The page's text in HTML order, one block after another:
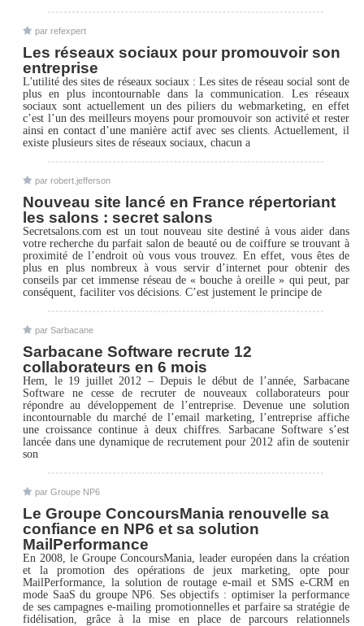
par refexpert
Les réseaux sociaux pour promouvoir son
entreprise
L'utilité des sites de réseaux sociaux : Les sites de réseau social sont de
plus en plus incontournable dans la communication. Les réseaux
sociaux sont actuellement un des piliers du webmarketing, en effet
c’est l’un des meilleurs moyens pour promouvoir son activité et rester
ainsi en contact d’une manière actif avec ses clients. Actuellement, il
existe plusieurs sites de réseaux sociaux, chacun a
par robert.jefferson
Nouveau site lancé en France répertoriant
les salons : secret salons
Secretsalons.com est un tout nouveau site destiné à vous aider dans
votre recherche du parfait salon de beauté ou de coiffure se trouvant à
proximité de l’endroit où vous vous trouvez. En effet, vous êtes de
plus en plus nombreux à vous servir d’internet pour obtenir des
conseils par cet immense réseau de « bouche à oreille » qui peut, par
conséquent, faciliter vos décisions. C’est justement le principe de
par Sarbacane
Sarbacane Software recrute 12
collaborateurs en 6 mois
Hem, le 19 juillet 2012 – Depuis le début de l’année, Sarbacane
Software ne cesse de recruter de nouveaux collaborateurs pour
répondre au développement de l’entreprise. Devenue une solution
incontournable du marché de l’email marketing, l’entreprise affiche
une croissance continue à deux chiffres. Sarbacane Software s’est
lancée dans une dynamique de recrutement pour 2012 afin de soutenir
son
par Groupe NP6
Le Groupe ConcoursMania renouvelle sa
confiance en NP6 et sa solution
MailPerformance
En 2008, le Groupe ConcoursMania, leader européen dans la création
et la promotion des opérations de jeux marketing, opte pour
MailPerformance, la solution de routage e-mail et SMS e-CRM en
mode SaaS du groupe NP6. Ses objectifs : optimiser la performance
de ses campagnes e-mailing promotionnelles et parfaire sa stratégie de
fidélisation, grâce à la mise en place de parcours relationnels